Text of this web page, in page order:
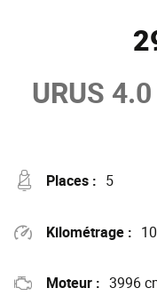
URUS
Places : 5
Kilométrage :
Moteur : 3996